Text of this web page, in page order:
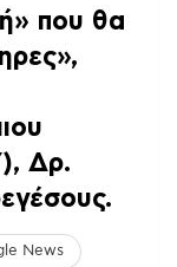
που θα
Δρ.
News